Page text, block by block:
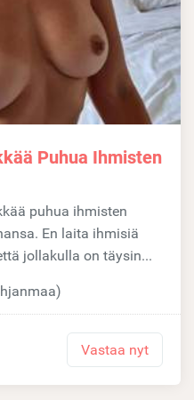
Puhua Ihmisten
puhua ihmisten
En laita ihmisiä
jollakulla on täysin...
Vastaa nyt